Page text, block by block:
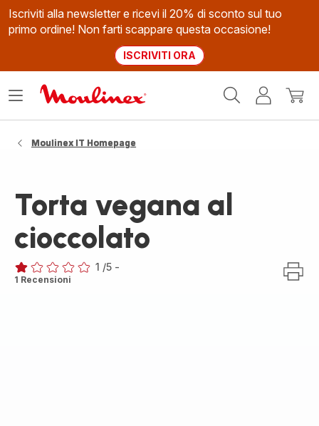
Iscriviti alla newsletter e ricevi il 20% di sconto sul tuo
primo ordine! Non farti scappare questa occasione!
ISCRIVITI ORA
Il
Apri
Moulinex IT Homepage
Torta vegana al
cioccolato
Recensione
1 /5 -
1 Recensioni